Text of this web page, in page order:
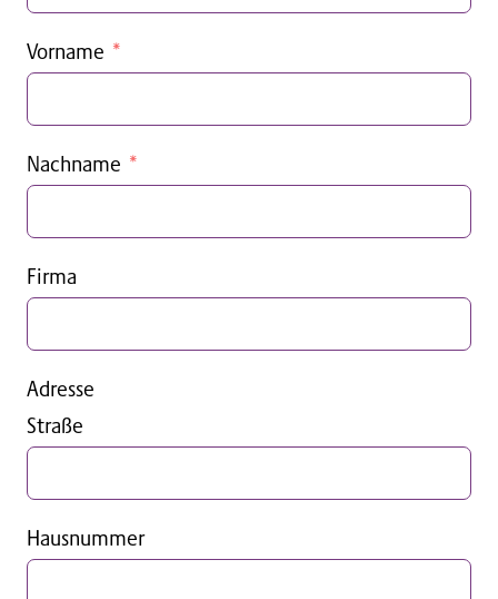
Vorname
Nachname
Firma
Adresse
Straße
Hausnummer